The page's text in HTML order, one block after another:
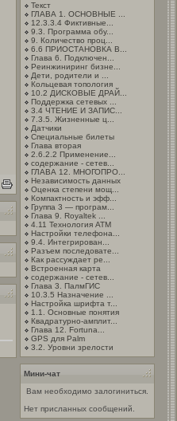
Текст
ГЛАВА 1. ОСНОВНЫЕ ...
12.3.3.4 Фиктивные...
9.3. Программа обу...
9. Количество проц...
6.6 ПРИОСТАНОВКА В...
Глава 6. Подключен...
Реинжиниринг бизне...
Дети, родители и ...
Кольцевая топология
10.2 ДИСКОВЫЕ ДРАЙ...
Поддержка сетевых ...
3.4 ЧТЕНИЕ И ЗАПИС...
7.3.5. Жизненные ц...
Датчики
Специальные билеты
Глава вторая
2.6.2.2 Применение...
содержание - сетев...
ГЛАВА 12. МНОГОПРО...
Независимость данных
Оценка степени мощ...
Компактность и эфф...
Группа 3 — програм...
Глава 9. Royaltek ...
4.11 Технология АТМ
Настройки телефона...
9.4. Интегрирован...
Разъем последовате...
Как рассуждает ре...
Встроенная карта
содержание - сетев...
Глава 3. ПалмГИС
10.3.5 Назначение ...
Настройка шрифта т...
1.1. Основные понятия
Квадратурно-амплит...
Глава 12. Fortuna...
GPS для Palm
3.2. Уровни зрелости
Мини-чат
Вам необходимо залогиниться.
Нет присланных сообщений.